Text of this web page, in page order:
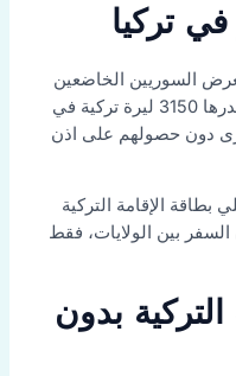
تركيا
السوريين الخاضعين
لبند الحماية المؤقتة لغرامة مالية قدرها 3150 ليرة تركية في
دون حصولهم على اذن
بطاقة الإقامة التركية
بين الولايات، فقط
التركية بدون